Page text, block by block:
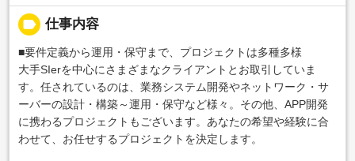
label 仕事内容
■要件定義から運用・保守まで、プロジェクトは多種多様
大手SIerを中心にさまざまなクライアントとお取引していま
す。任されているのは、業務システム開発やネットワーク・サ
ーバーの設計・構築～運用・保守など様々。その他、APP開発
に携わるプロジェクトもございます。あなたの希望や経験に合
わせて、お任せするプロジェクトを決定します。